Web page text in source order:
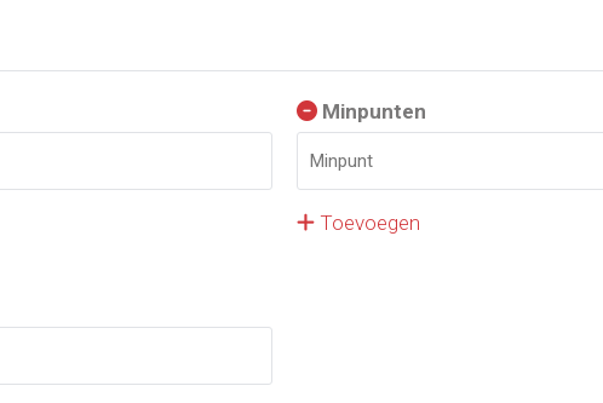
Minpunten
Toevoegen